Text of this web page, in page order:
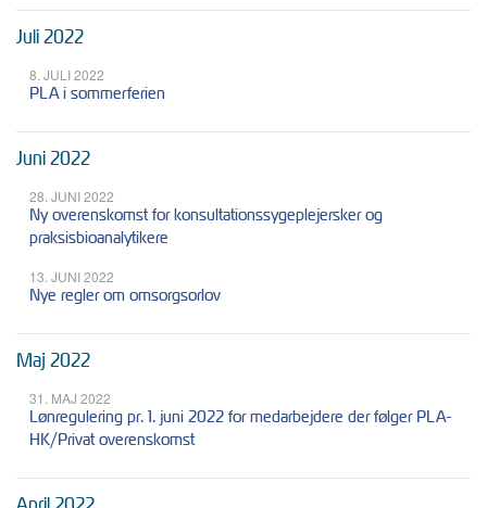
Juli 2022
8. JULI 2022
PLA i sommerferien
Juni 2022
28. JUNI 2022
Ny overenskomst for konsultationssygeplejersker og
praksisbioanalytikere
13. JUNI 2022
Nye regler om omsorgsorlov
Maj 2022
31. MAJ 2022
Lønregulering pr. 1. juni 2022 for medarbejdere der følger PLA-
HK/Privat overenskomst